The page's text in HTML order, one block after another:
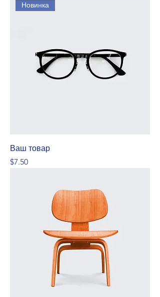
Новинка
Ваш товар
Price
$7.50